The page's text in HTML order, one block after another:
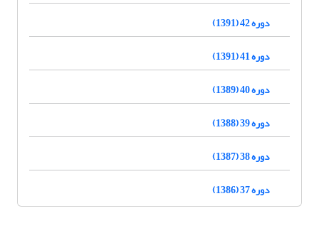
دوره 42 (1391)
دوره 41 (1391)
دوره 40 (1389)
دوره 39 (1388)
دوره 38 (1387)
دوره 37 (1386)